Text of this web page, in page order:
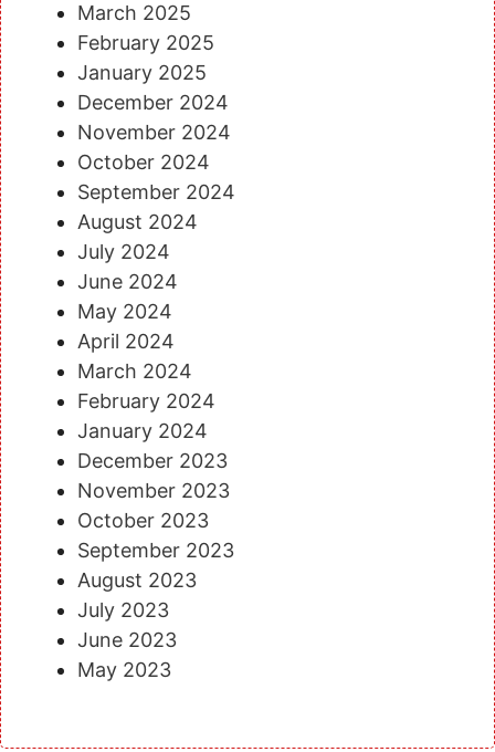
March 2025
February 2025
January 2025
December 2024
November 2024
October 2024
September 2024
August 2024
July 2024
June 2024
May 2024
April 2024
March 2024
February 2024
January 2024
December 2023
November 2023
October 2023
September 2023
August 2023
July 2023
June 2023
May 2023